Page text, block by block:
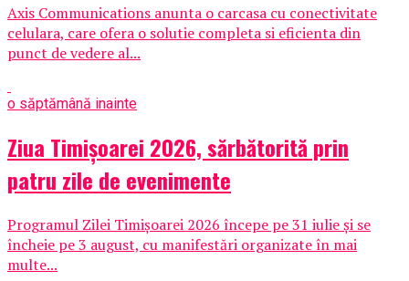
Axis Communications anunta o carcasa cu conectivitate
celulara, care ofera o solutie completa si eficienta din
punct de vedere al...
o săptămână inainte
Ziua Timișoarei 2026, sărbătorită prin
patru zile de evenimente
Programul Zilei Timișoarei 2026 începe pe 31 iulie și se
încheie pe 3 august, cu manifestări organizate în mai
multe...